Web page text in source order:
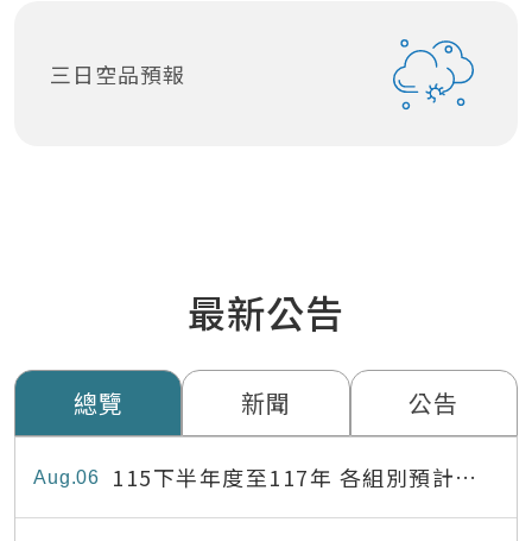
三日空品預報
最新公告
總覽 新聞 公告
06
Aug
115下半年度至117年 各組別預計出
缺員額表